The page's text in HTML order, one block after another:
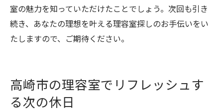
室の魅力を知っていただけたことでしょう。次回も引き
続き、あなたの理想を叶える理容室探しのお手伝いをい
たしますので、ご期待ください。
高崎市の理容室でリフレッシュす
る次の休日